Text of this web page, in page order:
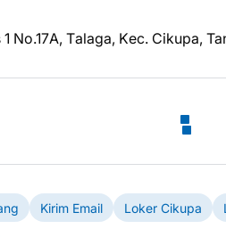
1 Nо.17A, Tаlаgа, Kес. Cіkuра,
Kirim Email Loker Cikupa